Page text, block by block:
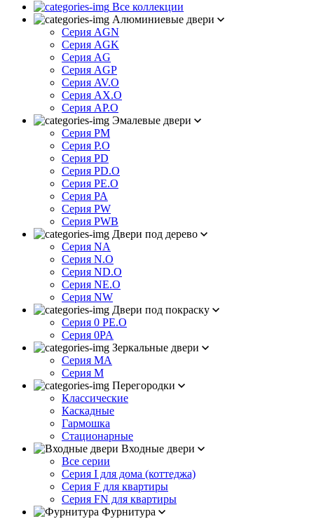
Все коллекции
Алюминиевые двери
Серия AGN
Серия AGK
Серия AG
Серия AGP
Серия AV.O
Серия AX.O
Серия AP.O
Эмалевые двери
Серия PM
Серия P.O
Серия PD
Серия PD.O
Серия PE.O
Серия PA
Серия PW
Серия PWB
Двери под дерево
Серия NA
Серия N.O
Серия ND.O
Серия NE.O
Серия NW
Двери под покраску
Серия 0 PE.O
Серия 0PA
Зеркальные двери
Серия MA
Серия M
Перегородки
Классические
Каскадные
Гармошка
Стационарные
Входные двери
Все серии
Серия I для дома (коттеджа)
Серия F для квартиры
Серия FN для квартиры
Фурнитура